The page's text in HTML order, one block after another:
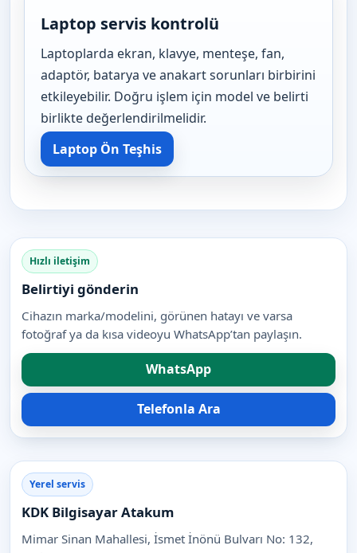
Laptop servis kontrolü
Laptoplarda ekran, klavye, menteşe, fan,
adaptör, batarya ve anakart sorunları birbirini
etkileyebilir. Doğru işlem için model ve belirti
birlikte değerlendirilmelidir.
Laptop Ön Teşhis
Hızlı iletişim
Belirtiyi gönderin
Cihazın marka/modelini, görünen hatayı ve varsa
fotoğraf ya da kısa videoyu WhatsApp’tan paylaşın.
WhatsApp
Telefonla Ara
Yerel servis
KDK Bilgisayar Atakum
Mimar Sinan Mahallesi, İsmet İnönü Bulvarı No: 132,